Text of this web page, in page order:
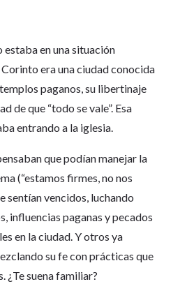
estaba en una situación
era una ciudad conocida
paganos, su libertinaje
de que “todo se vale”. Esa
entrando a la iglesia.
que podían manejar la
(“estamos firmes, no nos
sentían vencidos, luchando
influencias paganas y pecados
en la ciudad. Y otros ya
su fe con prácticas que
¿Te suena familiar?